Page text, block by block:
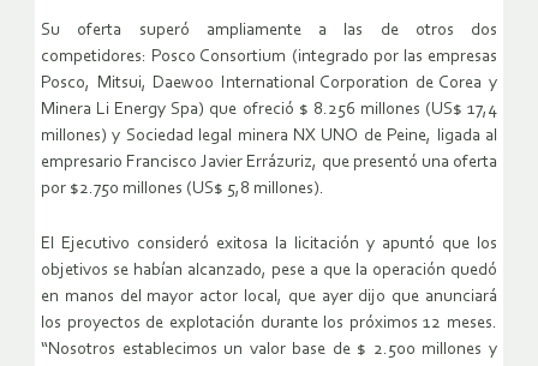
Su oferta superó ampliamente a las de otros dos
competidores: Posco Consortium (integrado por las empresas
Posco, Mitsui, Daewoo International Corporation de Corea y
Minera Li Energy Spa) que ofreció $ 8.256 millones (US$ 17,4
millones) y Sociedad legal minera NX UNO de Peine, ligada al
empresario Francisco Javier Errázuriz, que presentó una oferta
por $2.750 millones (US$ 5,8 millones).
El Ejecutivo consideró exitosa la licitación y apuntó que los
objetivos se habían alcanzado, pese a que la operación quedó
en manos del mayor actor local, que ayer dijo que anunciará
los proyectos de explotación durante los próximos 12 meses.
“Nosotros establecimos un valor base de $ 2.500 millones y